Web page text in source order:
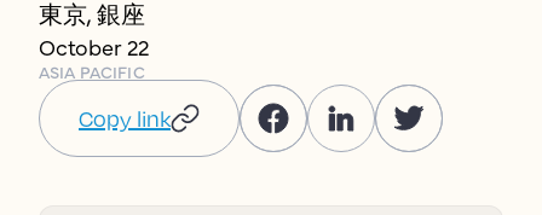
東京, 銀座
October 22
ASIA PACIFIC
Copy link